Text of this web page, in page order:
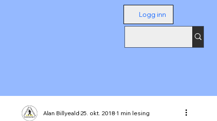
Logg inn
Alan Billyeald25. okt. 20181 min lesing